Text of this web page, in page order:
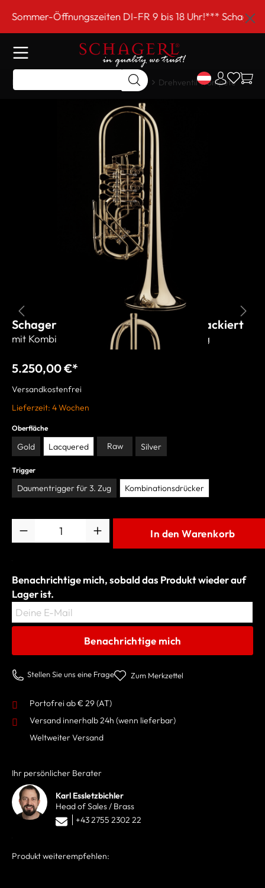
springenDI-FR 9 bis 18 Uhr!*** Schagerl
Home Meisterinstrumente Drehventil Trompete
Schagerl C-Trompete "WIEN 2021" lackiert
mit Kombinationsdrücker für 1. & 3. Ventilzug
5.250,00 €*
Versandkostenfrei
Lieferzeit: 4 Wochen
Oberfläche
Gold Lacquered Raw Silver
Trigger
Daumentrigger für 3. Zug Kombinationsdrücker
In den Warenkorb
Benachrichtige mich, sobald das Produkt wieder auf
Lager ist.
Deine E-Mail
Benachrichtige mich
Stellen Sie uns eine Frage Zum Merkzettel
Portofrei ab € 29 (AT)
Versand innerhalb 24h (wenn lieferbar)
Weltweiter Versand
Ihr persönlicher Berater
Karl Essletzbichler
Head of Sales / Brass
+43 2755 2302 22
Produkt weiterempfehlen: